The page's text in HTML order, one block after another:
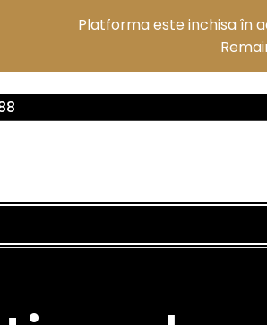
Platforma este inchisa în